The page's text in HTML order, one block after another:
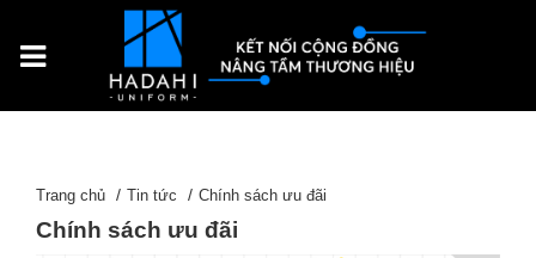
Trang chủ Tin tức Chính sách ưu đãi
Chính sách ưu đãi